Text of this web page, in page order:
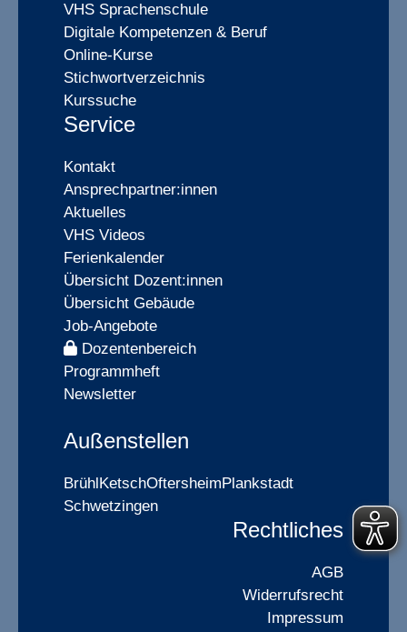
VHS Sprachenschule
Digitale Kompetenzen & Beruf
Online-Kurse
Stichwortverzeichnis
Kurssuche
Service
Kontakt
Ansprechpartner:innen
Aktuelles
VHS Videos
Ferienkalender
Übersicht Dozent:innen
Übersicht Gebäude
Job-Angebote
Dozentenbereich
Programmheft
Newsletter
Außenstellen
BrühlKetschOftersheimPlankstadt
Schwetzingen
Rechtliches
AGB
Widerrufsrecht
Impressum